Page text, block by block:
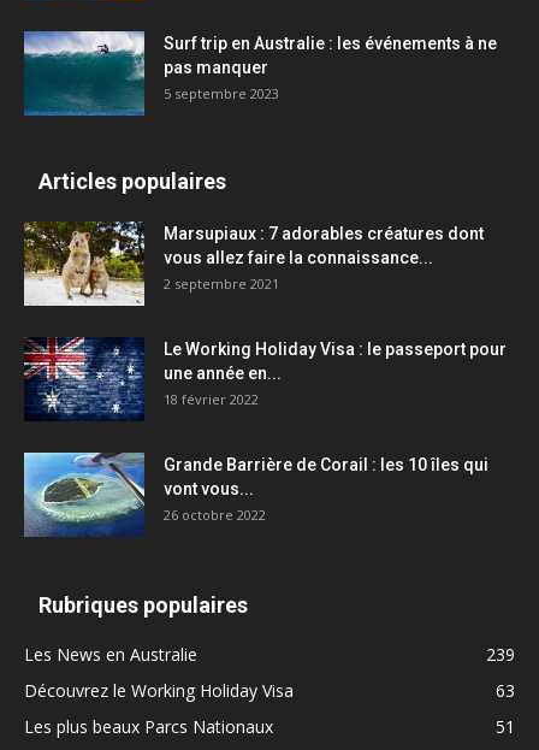
Surf trip en Australie : les événements à ne
pas manquer
5 septembre 2023
Articles populaires
Marsupiaux : 7 adorables créatures dont
vous allez faire la connaissance...
2 septembre 2021
Le Working Holiday Visa : le passeport pour
une année en...
18 février 2022
Grande Barrière de Corail : les 10 îles qui
vont vous...
26 octobre 2022
Rubriques populaires
Les News en Australie
239
Découvrez le Working Holiday Visa
63
Les plus beaux Parcs Nationaux
51